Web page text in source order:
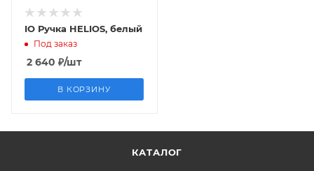
IO Ручка HELIOS, белый
Под заказ
2 640 ₽/шт
В КОРЗИНУ
КАТАЛОГ